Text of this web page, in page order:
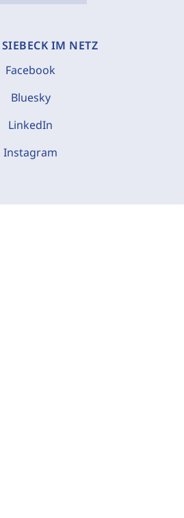
IM NETZ
Facebook
Bluesky
LinkedIn
Instagram